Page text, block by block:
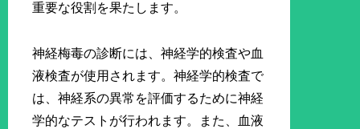
重要な役割を果たします。
神経梅毒の診断には、神経学的検査や血
液検査が使用されます。神経学的検査で
は、神経系の異常を評価するために神経
学的なテストが行われます。また、血液